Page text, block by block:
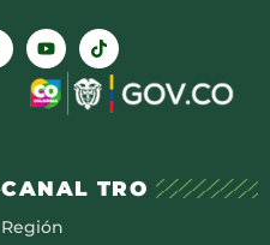
CANAL TRO
Región